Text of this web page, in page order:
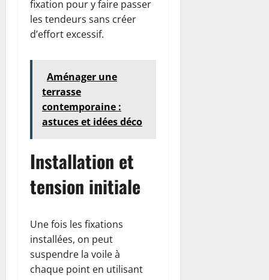
fixation pour y faire passer
les tendeurs sans créer
d’effort excessif.
Aménager une
terrasse
contemporaine :
astuces et idées déco
Installation et
tension initiale
Une fois les fixations
installées, on peut
suspendre la voile à
chaque point en utilisant